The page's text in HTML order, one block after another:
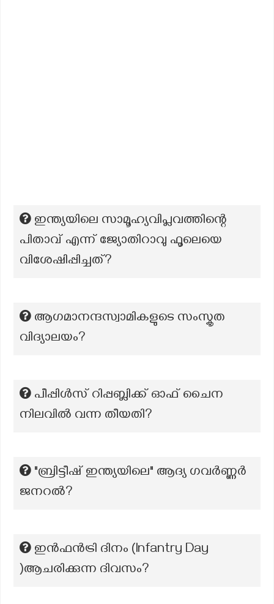
ഇന്ത്യയിലെ സാമൂഹ്യവിപ്ലവത്തിന്റെ
പിതാവ് എന്ന് ജ്യോതിറാവു ഫൂലെയെ
വിശേഷിപ്പിച്ചത്?
ആഗമാനന്ദസ്വാമികളുടെ സംസ്കൃത
വിദ്യാലയം?
പീപ്പിൾസ് റിപ്പബ്ലിക്ക് ഓഫ് ചൈന
നിലവിൽ വന്ന തീയതി?
"ബ്രിട്ടീഷ് ഇന്ത്യയിലെ" ആദ്യ ഗവർണ്ണർ
ജനറൽ?
ഇൻഫൻട്രി ദിനം (Infantry Day
)ആചരിക്കുന്ന ദിവസം?